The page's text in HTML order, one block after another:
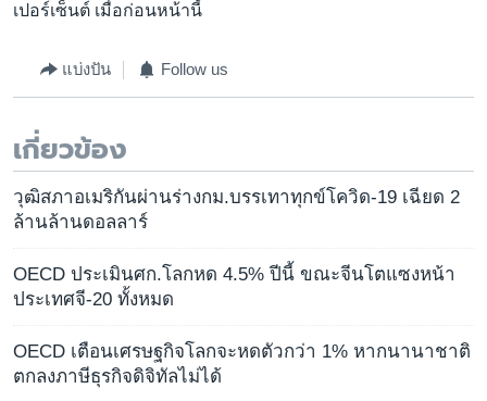
เปอร์เซ็นต์ เมื่อก่อนหน้านี้
แบ่งปัน Follow us
เกี่ยวข้อง
วุฒิสภาอเมริกันผ่านร่างกม.บรรเทาทุกข์โควิด-19 เฉียด 2
ล้านล้านดอลลาร์
OECD ประเมินศก.โลกหด 4.5% ปีนี้ ขณะจีนโตแซงหน้า
ประเทศจี-20 ทั้งหมด
OECD เตือนเศรษฐกิจโลกจะหดตัวกว่า 1% หากนานาชาติ
ตกลงภาษีธุรกิจดิจิทัลไม่ได้